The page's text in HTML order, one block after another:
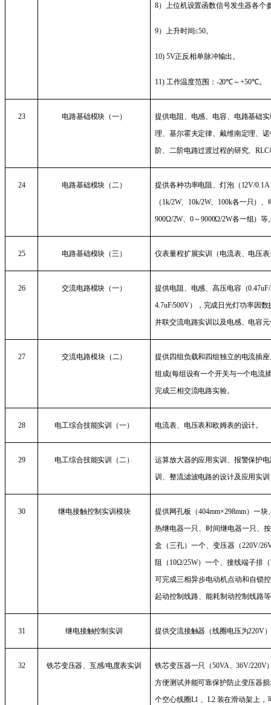
8）上位机设置函数信号发生器各个
9）上升时间≤50。
10) 5V正反相单脉冲输出。
11) 工作温度范围： -20℃～+50℃。
23 电路基础模块（一）
提供电阻、电感、电容、电路基础
理、基尔霍夫定律、戴维南定理、
阶、二阶电路过渡过程的研究、RLC
24 电路基础模块（二） 提供各种功率电阻、灯泡（ 12V/0.1A
（ 1k/2W、 10k/2W、 100k各一只）、
900Ω/2W、0～9000Ω/2W各一组）等
25 电路基础模块（三） 仪表量程扩展实训（电流表、电压
26 交流电路模块（一） 提供电阻、电感、高压电容（
4.7uF/500V），完成日光灯功率因数
并联交流电路实训以及电感、电容
27 交流电路模块（二）
提供四组负载和四组独立的电流插
组成(每组设有一个开关与一个电流
完成三相交流电路实验。
28 电工综合技能实训（一） 电流表、电压表和欧姆表的设计。
29 电工综合技能实训（二）
运算放大器的应用实训、报警保护
训、整流滤波电路的设计及应用实
30 继电接触控制实训模块 提供网孔板（404mm×298mm）一块
热继电器一只、时间继电器一只、
盒（三孔）一个、变压器（220V/
阻（ 10Ω/25W）一个、接线端子排（
可完成三相异步电动机点动和自锁
起动控制线路、能耗制动控制线路
31 继电接触控制实训 提供交流接触器（线圈电压为220V
32 铁芯变压器、互感/电度表实训 铁芯变压器一只（50VA 、36V/220V
方便测试并能可靠保护防止变压器
个空心线圈L1 、L2 装在滑动架上，